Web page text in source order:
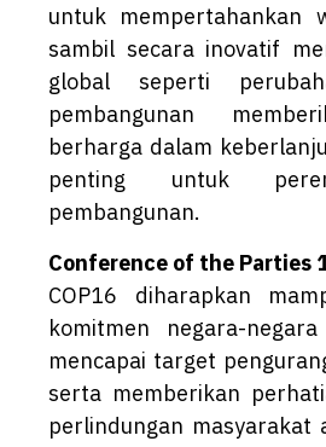
untuk mempertahankan
sambil secara inovatif
global seperti
pembangunan
berharga dalam
penting untuk
pembangunan.
Conference of the Parties
COP16 diharapkan
komitmen negara-
mencapai target
serta memberikan
perlindungan masyarakat